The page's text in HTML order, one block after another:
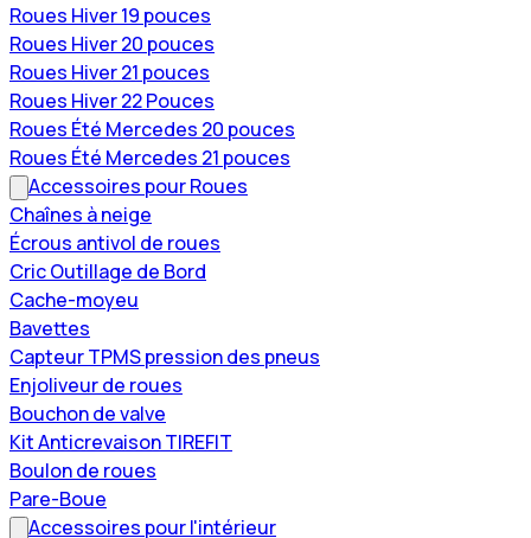
Roues Hiver 19 pouces
Roues Hiver 20 pouces
Roues Hiver 21 pouces
Roues Hiver 22 Pouces
Roues Été Mercedes 20 pouces
Roues Été Mercedes 21 pouces
Accessoires pour Roues
Chaînes à neige
Écrous antivol de roues
Cric Outillage de Bord
Cache-moyeu
Bavettes
Capteur TPMS pression des pneus
Enjoliveur de roues
Bouchon de valve
Kit Anticrevaison TIREFIT
Boulon de roues
Pare-Boue
Accessoires pour l'intérieur